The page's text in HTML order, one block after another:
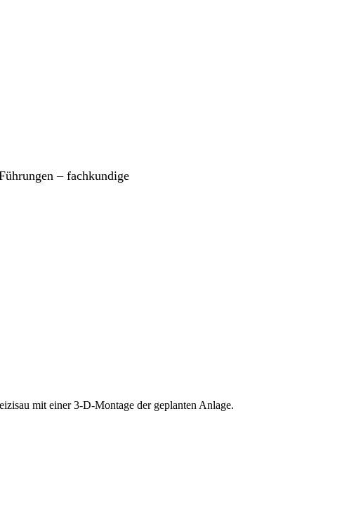
– fachkundige
mit einer 3-D-Montage der geplanten Anlage.